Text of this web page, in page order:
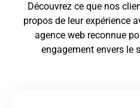
Découvrez ce que nos
propos de leur expérience
agence web reconnue
engagement envers le